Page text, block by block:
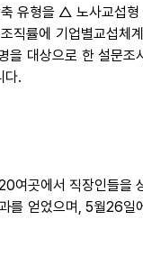
축 유형을 △ 노사교섭
직률에 기업별교섭체
을 대상으로 한 설문
다.
여곳에서 직장인들을
를 얻었으며, 5월26일